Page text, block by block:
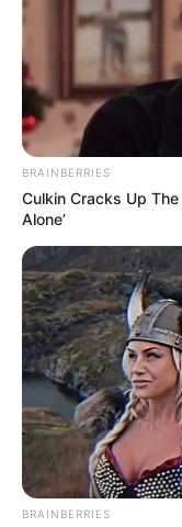
BRAINBERRIES
Culkin Cracks Up
Alone’
BRAINBERRIES